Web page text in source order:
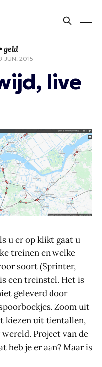
geld
JUN. 2015
live
u er op klikt gaat u
treinen en welke
soort (Sprinter,
een treinstel. Het is
geleverd door
Zoom uit
kiezen uit tientallen,
Project van de
heb je er aan? Maar is